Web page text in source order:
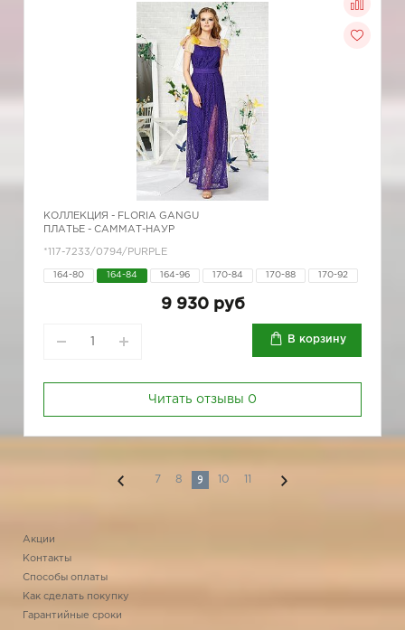
КОЛЛЕКЦИЯ - FLORIA GANGU
ПЛАТЬЕ - САММАТ-НАУР
*117-7233/0794/PURPLE
164-80 164-84 164-96 170-84 170-88 170-92
9 930 руб
В корзину
Читать отзывы 0
7 8 9 10 11
Акции
Контакты
Способы оплаты
Как сделать покупку
Гарантийные сроки